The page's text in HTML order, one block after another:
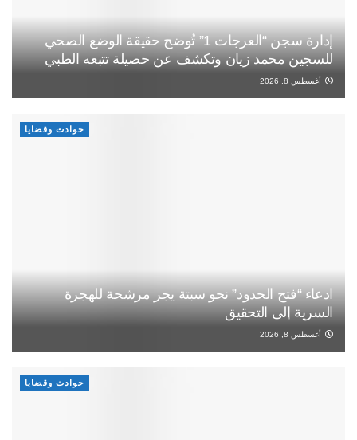
إدارة سجن “العرجات 1” تُوضح حقيقة الوضع الصحي
للسجين محمد زيان وتكشف عن حصيلة تتبعه الطبي
أغسطس 8, 2026
حوادث وقضايا
ادعاء “فتح الحدود” نحو سبتة يجر مرشحة للهجرة
السرية إلى التحقيق
أغسطس 8, 2026
حوادث وقضايا